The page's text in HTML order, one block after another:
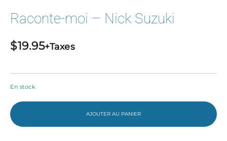
Raconte-moi – Nick Suzuki
$19.95+Taxes
En stock
AJOUTER AU PANIER